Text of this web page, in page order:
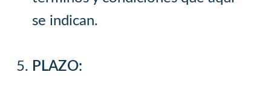
se indican.
PLAZO: